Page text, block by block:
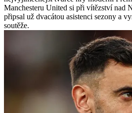
Manchesteru United si při vítězství nad
připsal už dvacátou asistenci sezony a
soutěže.